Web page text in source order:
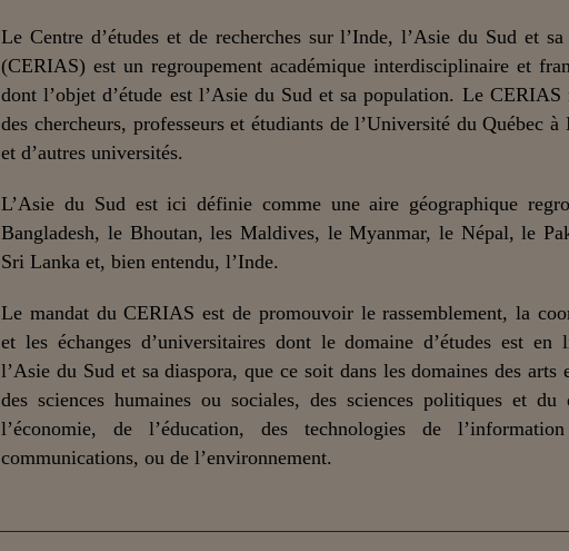
Le Centre d’études et de recherches sur l’Inde, l’Asie du Sud et sa
(CERIAS) est un regroupement académique interdisciplinaire et
dont l’objet d’étude est l’Asie du Sud et sa population. Le CERIAS
des chercheurs, professeurs et étudiants de l’Université du Québec à
et d’autres universités.
L’Asie du Sud est ici définie comme une aire géographique
Bangladesh, le Bhoutan, les Maldives, le Myanmar, le Népal, le
Sri Lanka et, bien entendu, l’Inde.
Le mandat du CERIAS est de promouvoir le rassemblement, la
et les échanges d’universitaires dont le domaine d’études est en
l’Asie du Sud et sa diaspora, que ce soit dans les domaines des arts
des sciences humaines ou sociales, des sciences politiques et du
l’économie, de l’éducation, des technologies de
communications, ou de l’environnement.